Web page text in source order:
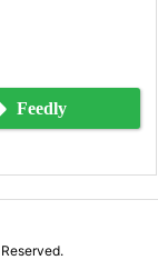
Feedly